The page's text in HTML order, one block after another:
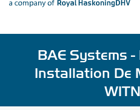
BAE Systems
Installation De